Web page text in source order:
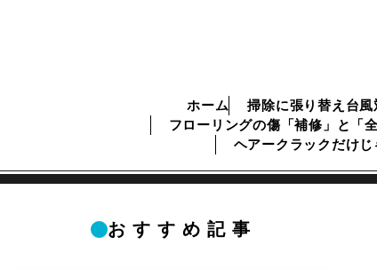
ホーム 掃除に張り替え台
フローリングの傷「補修」と「
ヘアークラックだけ
おすすめ記事